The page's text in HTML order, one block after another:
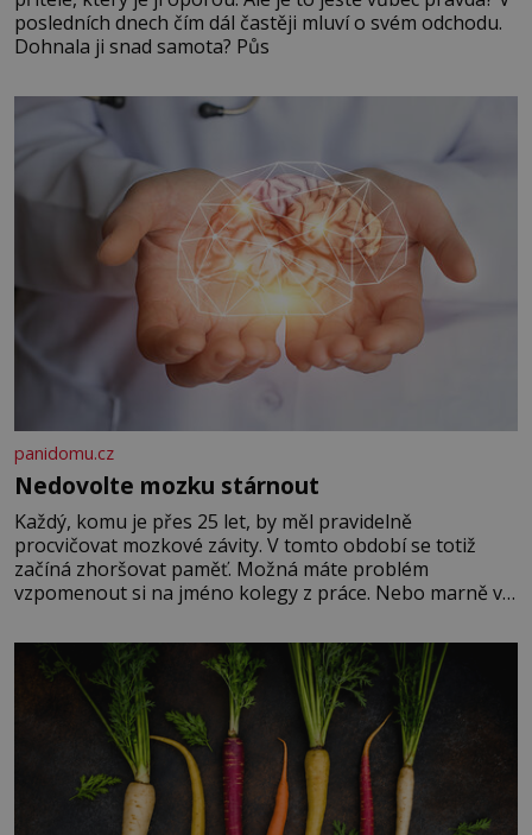
posledních dnech čím dál častěji mluví o svém odchodu.
Dohnala ji snad samota? Půs
panidomu.cz
Nedovolte mozku stárnout
Každý, komu je přes 25 let, by měl pravidelně
procvičovat mozkové závity. V tomto období se totiž
začíná zhoršovat paměť. Možná máte problém
vzpomenout si na jméno kolegy z práce. Nebo marně v
Je to opravdu tak, s věkem jako kdyby se paměť
rozhodla stávkovat. Cvičte